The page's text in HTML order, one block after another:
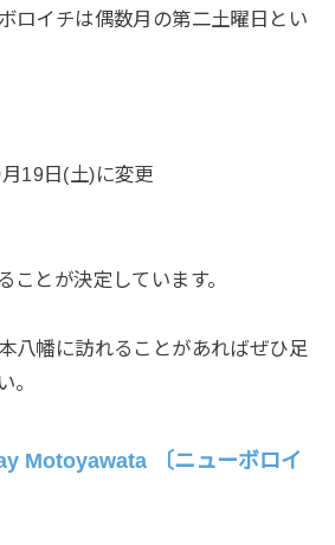
ロイチは偶数月の第二土曜日とい
19日(土)に変更
ことが決定しています。
八幡に訪れることがあればぜひ足
。
Motoyawata 〔ニューボロイ